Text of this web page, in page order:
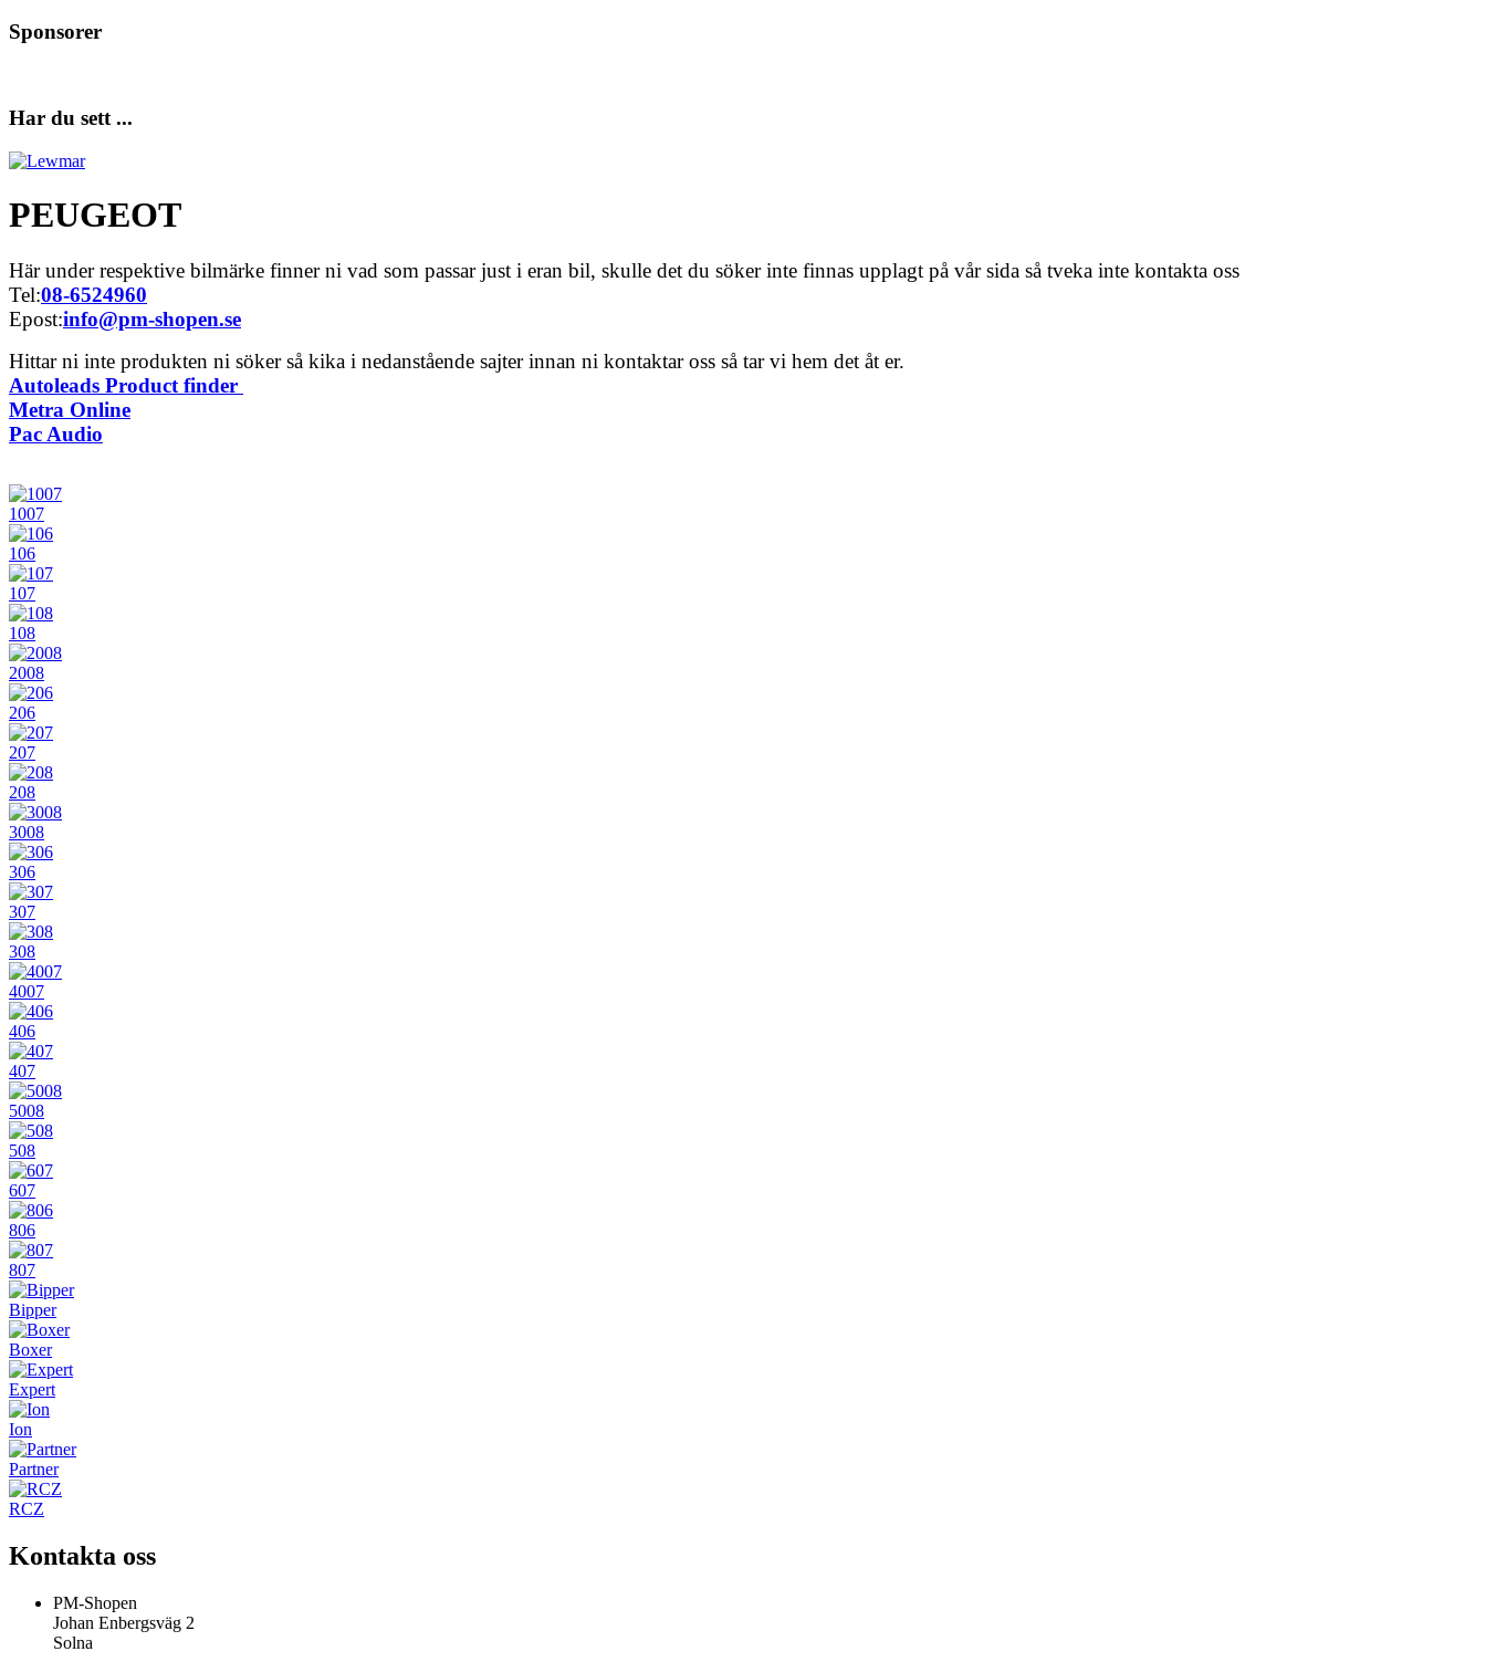
Sponsorer
Har du sett ...
PEUGEOT
Här under respektive bilmärke finner ni vad som passar just i eran bil, skulle det du söker inte finnas upplagt på vår sida så tveka inte kontakta oss
Tel:08-6524960
Epost:info@pm-shopen.se
Hittar ni inte produkten ni söker så kika i nedanstående sajter innan ni kontaktar oss så tar vi hem det åt er.
Autoleads Product finder
Metra Online
Pac Audio
1007
106
107
108
2008
206
207
208
3008
306
307
308
4007
406
407
5008
508
607
806
807
Bipper
Boxer
Expert
Ion
Partner
RCZ
Kontakta oss
PM-Shopen
Johan Enbergsväg 2
Solna